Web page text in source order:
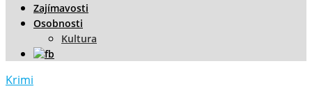
Zajímavosti
Osobnosti
Kultura
Krimi